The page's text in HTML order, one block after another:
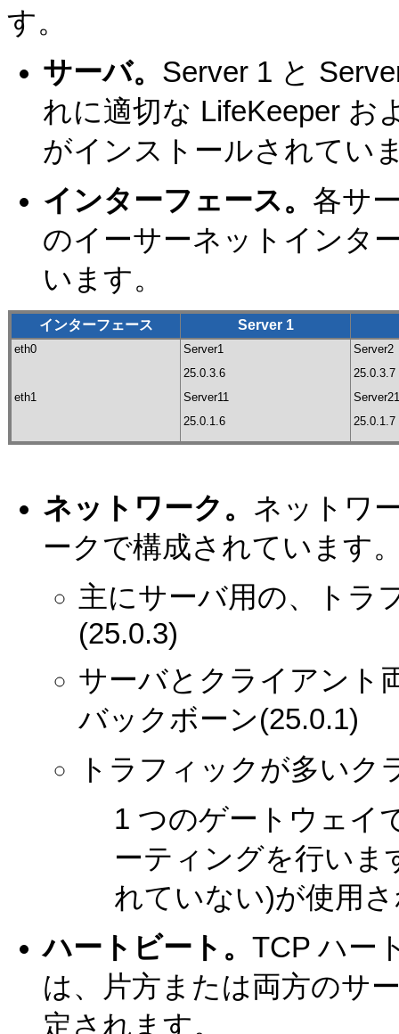
す。
サーバ。 Server 1 と
れに適切な LifeKeeper お
がインストールされてい
インターフェース。 各サ
のイーサーネットインタ
います。
インターフェース Server 1
eth0
eth1
Server1
25.0.3.6
Server11
25.0.1.6
Server2
25.0.3.7
Server21
25.0.1.7
ネットワーク。 ネットワ
ークで構成されています
主にサーバ用の、トラ
(25.0.3)
サーバとクライアント
バックボーン(25.0.1)
トラフィックが多いク
1 つのゲートウェイ
ーティングを行いま
れていない)が使用
ハートビート。 TCP ハー
は、片方または両方のサ
定されます。